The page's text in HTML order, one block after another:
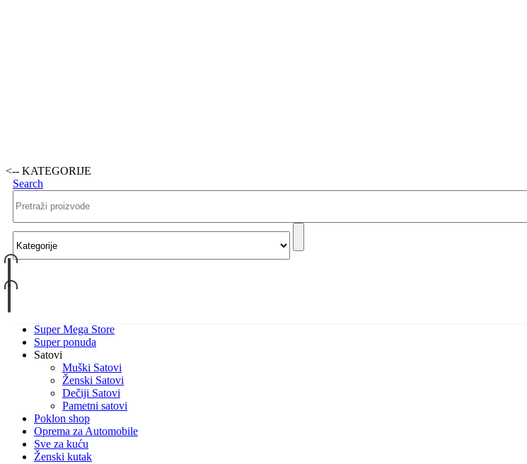
<-- KATEGORIJE
Search
Super Mega Store
Super ponuda
Satovi
Muški Satovi
Ženski Satovi
Dečiji Satovi
Pametni satovi
Poklon shop
Oprema za Automobile
Sve za kuću
Ženski kutak